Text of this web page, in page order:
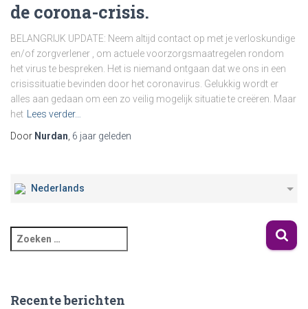
de corona-crisis.
BELANGRIJK UPDATE: Neem altijd contact op met je verloskundige
en/of zorgverlener , om actuele voorzorgsmaatregelen rondom
het virus te bespreken. Het is niemand ontgaan dat we ons in een
crisissituatie bevinden door het coronavirus. Gelukkig wordt er
alles aan gedaan om een zo veilig mogelijk situatie te creëren. Maar
het
Lees verder…
Door Nurdan 6 jaar geleden
Nederlands
Recente berichten